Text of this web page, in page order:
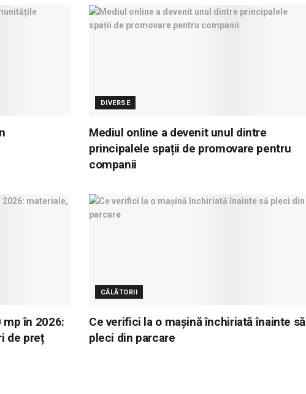
DIVERSE
Mediul online a devenit unul dintre
principalele spații de promovare pentru
companii
în 2026:
de preț
CĂLĂTORII
Ce verifici la o mașină închiriată înainte să
pleci din parcare